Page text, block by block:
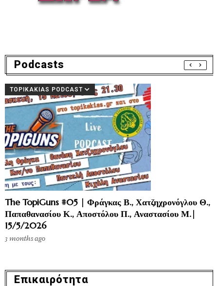
Podcasts
TOPIKAKIAS PODCAST
The TopiGuns #05 | Φράγκας Β., Χατζηχρονόγλου Θ.,
Παπαθανασίου Κ., Αποστόλου Π., Αναστασίου Μ.|
15/5/2026
3 months ago
Επικαιρότητα